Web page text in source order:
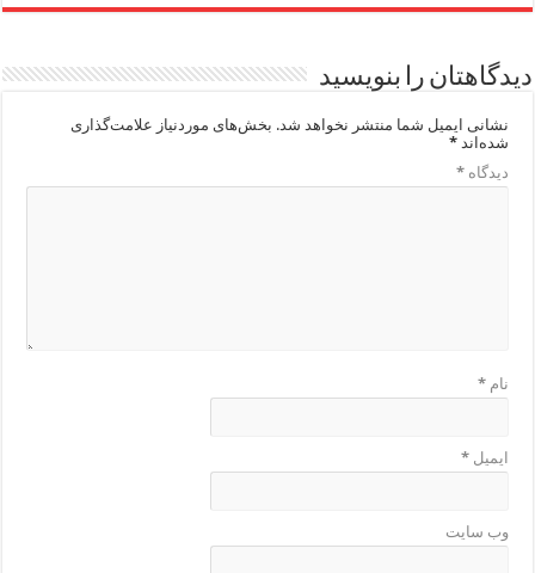
دیدگاهتان را بنویسید
نشانی ایمیل شما منتشر نخواهد شد. بخش‌های موردنیاز علامت‌گذاری
شده‌اند*
دیدگاه*
نام*
ایمیل*
وب‌ سایت